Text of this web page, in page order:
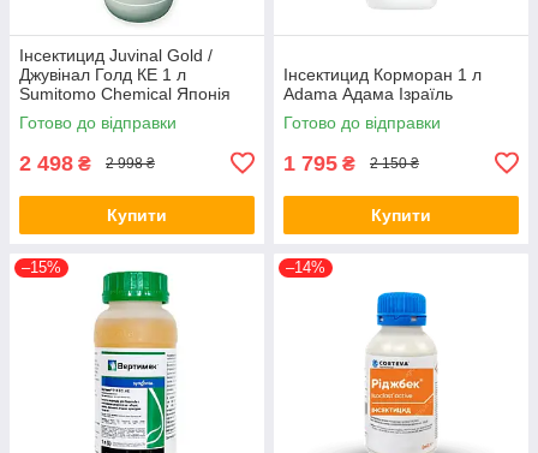
Інсектицид Juvinal Gold /
Джувінал Голд КЕ 1 л
Sumitomo Chemical Японія
Готово до відправки
2 498 ₴ 2 998 ₴
Купити
Інсектицид Корморан 1 л
Аdama Адама Ізраїль
Готово до відправки
1 795 ₴ 2 150 ₴
Купити
–15% –14%